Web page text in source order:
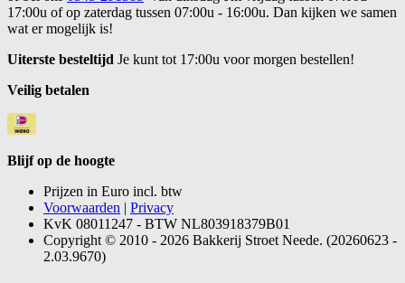
17:00u of op zaterdag tussen 07:00u - 16:00u. Dan kijken we samen
wat er mogelijk is!
Uiterste besteltijd Je kunt tot 17:00u voor morgen bestellen!
Veilig betalen
Blijf op de hoogte
Prijzen in Euro incl. btw
Voorwaarden | Privacy
KvK 08011247 - BTW NL803918379B01
Copyright © 2010 - 2026 Bakkerij Stroet Neede. (20260623 -
2.03.9670)